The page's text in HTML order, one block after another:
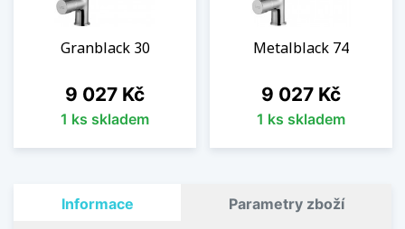
Granblack 30
Cena
9 027 Kč
1 ks skladem
Metalblack 74
Cena
9 027 Kč
1 ks skladem
Informace Parametry zboží